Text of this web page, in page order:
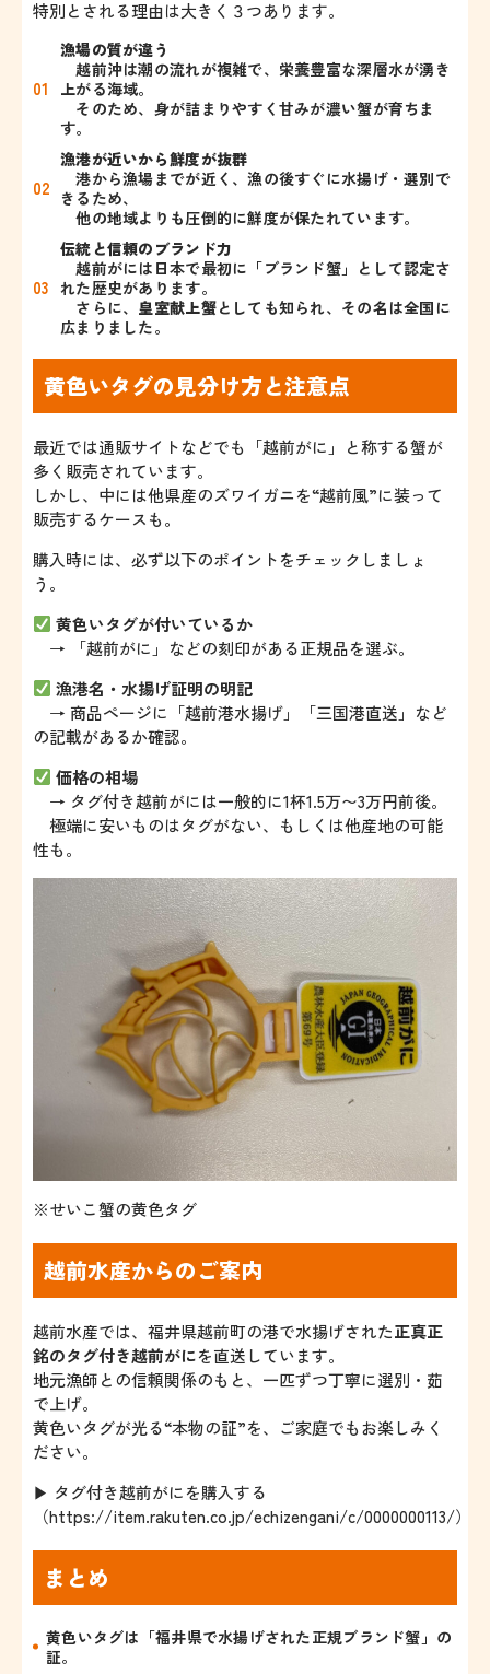
特別とされる理由は大きく３つあります。
漁場の質が違う
越前沖は潮の流れが複雑で、栄養豊富な深層水が湧き
上がる海域。
そのため、身が詰まりやすく甘みが濃い蟹が育ちま
す。
漁港が近いから鮮度が抜群
港から漁場までが近く、漁の後すぐに水揚げ・選別で
きるため、
他の地域よりも圧倒的に鮮度が保たれています。
伝統と信頼のブランド力
越前がには日本で最初に「ブランド蟹」として認定さ
れた歴史があります。
さらに、 皇室献上蟹としても知られ、その名は全国に
広まりました。
黄色いタグの見分け方と注意点
最近では通販サイトなどでも「越前がに」と称する蟹が
多く販売されています。
しかし、中には他県産のズワイガニを“越前風”に装って
販売するケースも。
購入時には、必ず以下のポイントをチェックしましょ
う。
黄色いタグが付いているか
→ 「越前がに」などの刻印がある正規品を選ぶ。
漁港名・水揚げ証明の明記
→ 商品ページに「越前港水揚げ」「三国港直送」など
の記載があるか確認。
価格の相場
→ タグ付き越前がには一般的に1杯1.5万〜3万円前後。
極端に安いものはタグがない、もしくは他産地の可能
性も。
※せいこ蟹の黄色タグ
越前水産からのご案内
越前水産では、福井県越前町の港で水揚げされた正真正
銘のタグ付き越前がにを直送しています。
地元漁師との信頼関係のもと、一匹ずつ丁寧に選別・茹
で上げ。
黄色いタグが光る“本物の証”を、ご家庭でもお楽しみく
ださい。
▶ タグ付き越前がにを購入する
（https://item.rakuten.co.jp/echizengani/c/0000000113/）
まとめ
黄色いタグは「福井県で水揚げされた正規ブランド蟹」の
証。